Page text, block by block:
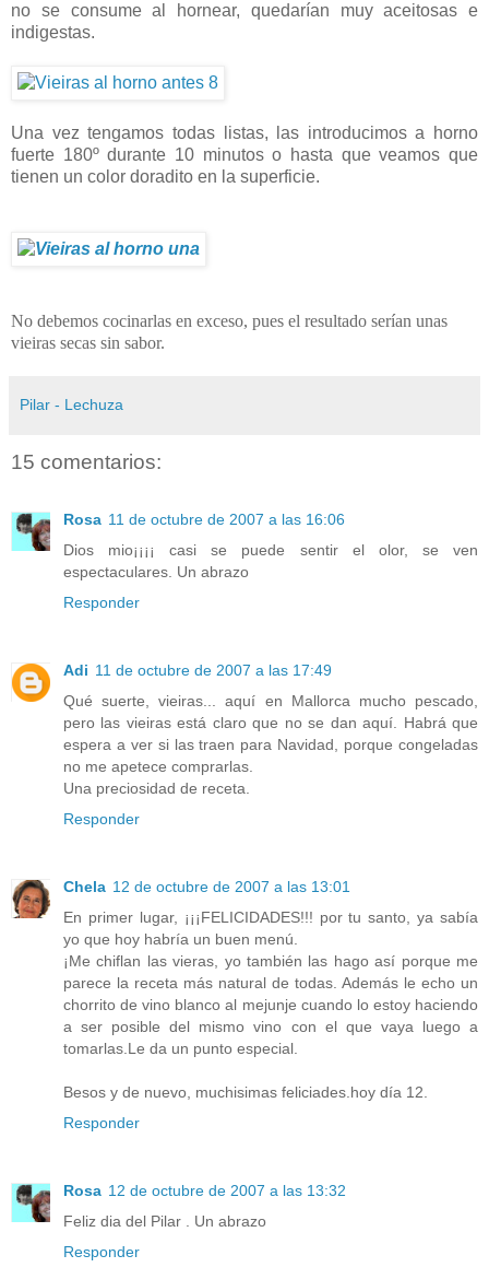
no se consume al hornear, quedarían muy aceitosas e
indigestas.
Una vez tengamos todas listas, las introducimos a horno
fuerte 180º durante 10 minutos o hasta que veamos que
tienen un color doradito en la superficie.
No debemos cocinarlas en exceso, pues el resultado serían unas
vieiras secas sin sabor.
Pilar - Lechuza
15 comentarios:
Rosa 11 de octubre de 2007 a las 16:06
Dios mio¡¡¡¡ casi se puede sentir el olor, se ven
espectaculares. Un abrazo
Responder
Adi 11 de octubre de 2007 a las 17:49
Qué suerte, vieiras... aquí en Mallorca mucho pescado,
pero las vieiras está claro que no se dan aquí. Habrá que
espera a ver si las traen para Navidad, porque congeladas
no me apetece comprarlas.
Una preciosidad de receta.
Responder
Chela 12 de octubre de 2007 a las 13:01
En primer lugar, ¡¡¡FELICIDADES!!! por tu santo, ya sabía
yo que hoy habría un buen menú.
¡Me chiflan las vieras, yo también las hago así porque me
parece la receta más natural de todas. Además le echo un
chorrito de vino blanco al mejunje cuando lo estoy haciendo
a ser posible del mismo vino con el que vaya luego a
tomarlas.Le da un punto especial.
Besos y de nuevo, muchisimas feliciades.hoy día 12.
Responder
Rosa 12 de octubre de 2007 a las 13:32
Feliz dia del Pilar . Un abrazo
Responder